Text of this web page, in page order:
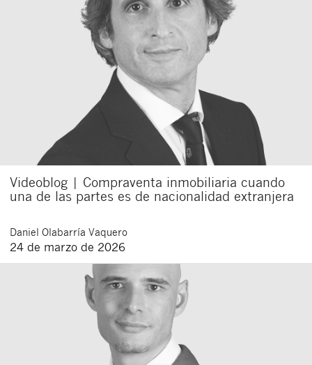
Videoblog | Compraventa inmobiliaria cuando
una de las partes es de nacionalidad extranjera
Daniel Olabarría Vaquero
24 de marzo de 2026